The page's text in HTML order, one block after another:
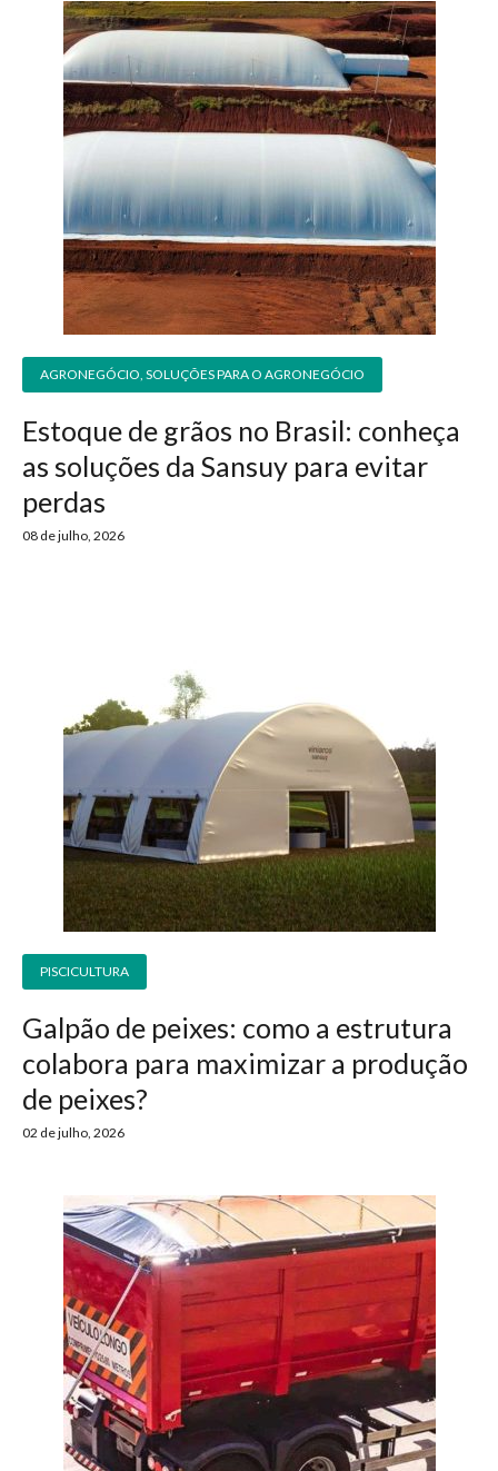
AGRONEGÓCIO SOLUÇÕES PARA O AGRONEGÓCIO
Estoque de grãos no Brasil: conheça
as soluções da Sansuy para evitar
perdas
08 de julho, 2026
PISCICULTURA
Galpão de peixes: como a estrutura
colabora para maximizar a produção
de peixes?
02 de julho, 2026